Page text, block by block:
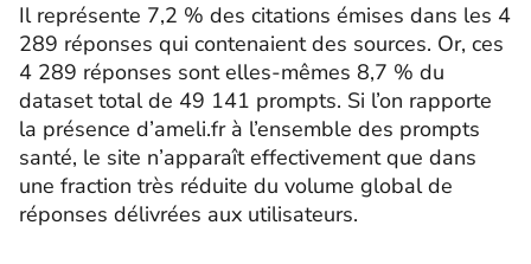
Il représente 7,2 % des citations émises dans les 4
289 réponses qui contenaient des sources. Or, ces
4 289 réponses sont elles-mêmes 8,7 % du
dataset total de 49 141 prompts. Si l’on rapporte
la présence d’ameli.fr à l’ensemble des prompts
santé, le site n’apparaît effectivement que dans
une fraction très réduite du volume global de
réponses délivrées aux utilisateurs.